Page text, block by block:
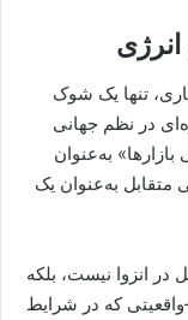
تنها یک شوک
در نظم جهانی
به‌عنوان
به‌عنوان یک
در انزوا نیست، بلکه
که در شرایط